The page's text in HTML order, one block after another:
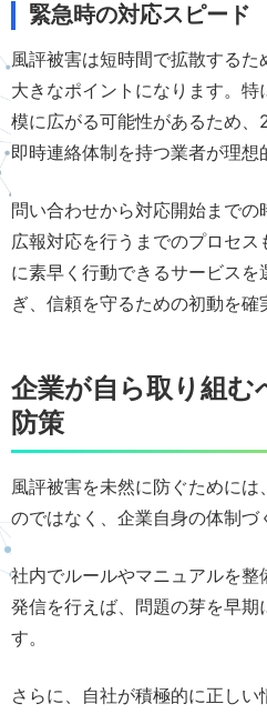
緊急時の対応スピード
風評被害は短時間で拡散する
大きなポイントになります。
模に広がる可能性があるため
即時連絡体制を持つ業者が理想
問い合わせから対応開始まで
広報対応を行うまでのプロセ
に素早く行動できるサービス
ぎ、信頼を守るための初動を確
企業が自ら取り組む
防策
風評被害を未然に防ぐために
のではなく、企業自身の体制づ
社内でルールやマニュアルを整
発信を行えば、問題の芽を早期
す。
さらに、自社が積極的に正し